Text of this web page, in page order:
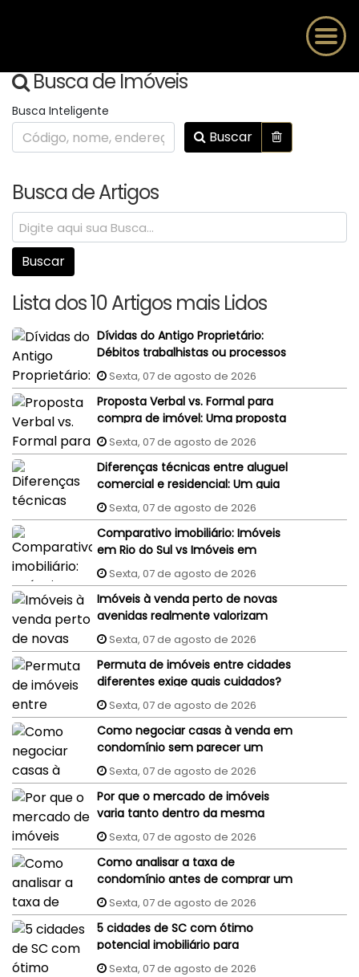
Busca de Imóveis
Busca Inteligente
Buscar
Busca de Artigos
Lista dos 10 Artigos mais Lidos
Dívidas do Antigo Proprietário:
Débitos trabalhistas ou processos
judiciais do vendedor podem
penhorar o imóvel recém-
comprado?
Sexta, 07 de agosto de 2026
Proposta Verbal vs. Formal para
compra de imóvel: Uma proposta
aceita por WhatsApp ou e-mail
tem validade jurídica?
Sexta, 07 de agosto de 2026
Diferenças técnicas entre aluguel
comercial e residencial: Um guia
completo
Sexta, 07 de agosto de 2026
Comparativo imobiliário: Imóveis
em Rio do Sul vs Imóveis em
Florianópolis (interior x capital)
Sexta, 07 de agosto de 2026
Imóveis à venda perto de novas
avenidas realmente valorizam
mais?
Sexta, 07 de agosto de 2026
Permuta de imóveis entre cidades
diferentes exige quais cuidados?
Sexta, 07 de agosto de 2026
Como negociar casas à venda em
condomínio sem parecer um
comprador despreparado?
Sexta, 07 de agosto de 2026
Por que o mercado de imóveis
varia tanto dentro da mesma
cidade?
Sexta, 07 de agosto de 2026
Como analisar a taxa de
condomínio antes de comprar um
imóvel?
Sexta, 07 de agosto de 2026
5 cidades de SC com ótimo
potencial imobiliário para
investidores
Sexta, 07 de agosto de 2026